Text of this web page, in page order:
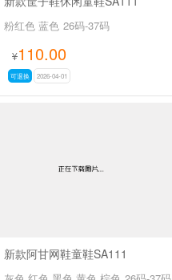
粉红色 蓝色 26码-37码
¥110.00
可退换 2026-04-01
新款阿甘网鞋童鞋SA111